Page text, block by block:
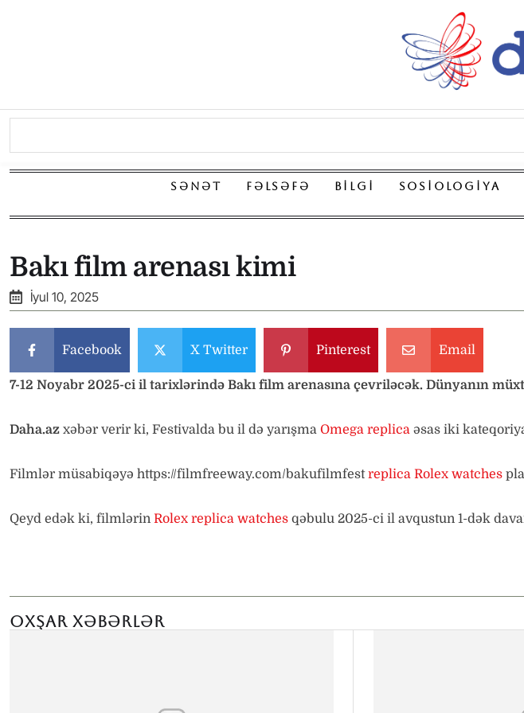
SƏNƏT FƏLSƏFƏ BILGI SOSIOLOGIYA
Bakı film arenası kimi
İyul 10, 2025
Facebook X Twitter Pinterest Email
7-12 Noyabr 2025-ci il tarixlərində Bakı film arenasına çevriləcək. Dünyanın
Daha.az xəbər verir ki, Festivalda bu il də yarışma Omega replica əsas iki
Filmlər müsabiqəyə https://filmfreeway.com/bakufilmfestreplica Rolex watches
Qeyd edək ki, filmlərin Rolex replica watches qəbulu 2025-ci il avqustun 1-dək
OXŞAR XƏBƏRLƏR